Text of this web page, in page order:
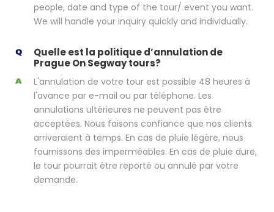
people, date and type of the tour/ event you want.
We will handle your inquiry quickly and individually.
Quelle est la politique d’annulation de
Prague On Segway tours?
L'annulation de votre tour est possible 48 heures à
l'avance par e-mail ou par téléphone. Les
annulations ultérieures ne peuvent pas être
acceptées. Nous faisons confiance que nos clients
arriveraient à temps. En cas de pluie légère, nous
fournissons des imperméables. En cas de pluie dure,
le tour pourrait être reporté ou annulé par votre
demande.